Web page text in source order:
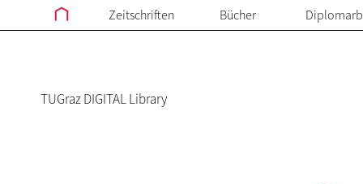
Zeitschriften Bücher
TUGraz DIGITAL Library